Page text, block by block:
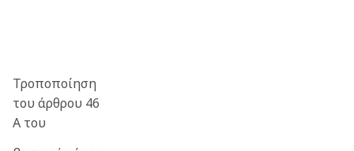
Τροποποίηση
του άρθρου 46
Α του